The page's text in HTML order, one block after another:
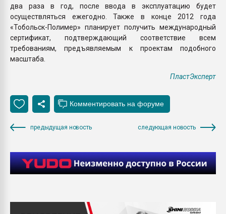
два раза в год, после ввода в эксплуатацию будет
осуществляться ежегодно. Также в конце 2012 года
«Тобольск-Полимер» планирует получить международный
сертификат, подтверждающий соответствие всем
требованиям, предъявляемым к проектам подобного
масштаба.
ПластЭксперт
предыдущая новость следующая новость